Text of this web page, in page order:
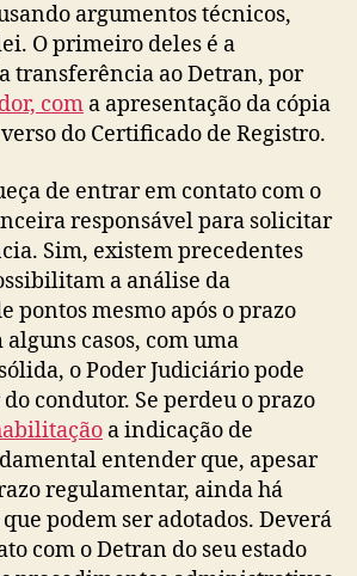
argumentos técnicos,
O primeiro deles é a
transferência ao Detran, por
com a apresentação da cópia
do Certificado de Registro.
de entrar em contato com o
responsável para solicitar
Sim, existem precedentes
a análise da
pontos mesmo após o prazo
casos, com uma
o Poder Judiciário pode
condutor. Se perdeu o prazo
a indicação de
entender que, apesar
regulamentar, ainda há
podem ser adotados. Deverá
com o Detran do seu estado